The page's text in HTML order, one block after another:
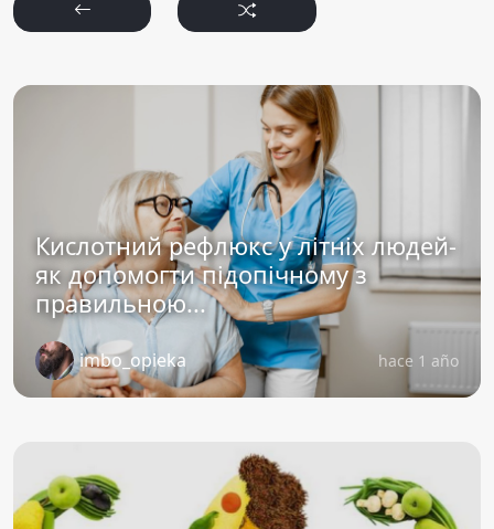
Кислотний рефлюкс у літніх людей-
як допомогти підопічному з
правильною...
imbo_opieka hace 1 año